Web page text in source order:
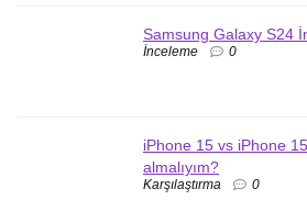
Samsung Galaxy S24
İnceleme 0
iPhone 15 vs iPhone
almalıyım?
Karşılaştırma 0